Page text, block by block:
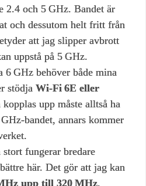
2.4 och 5 GHz. Bandet är
och dessutom helt fritt från
att jag slipper avbrott
uppstå på 5 GHz.
6 GHz behöver både mina
stödja Wi‑Fi 6E eller
upp måste alltså ha
annars kommer
fungerar bredare
här. Det gör att jag kan
upp till 320 MHz,